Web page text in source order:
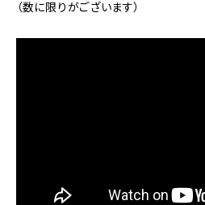
（数に限りがございます）